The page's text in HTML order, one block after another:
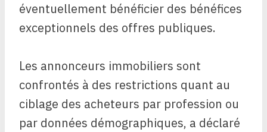
éventuellement bénéficier des bénéfices
exceptionnels des offres publiques.
Les annonceurs immobiliers sont
confrontés à des restrictions quant au
ciblage des acheteurs par profession ou
par données démographiques, a déclaré